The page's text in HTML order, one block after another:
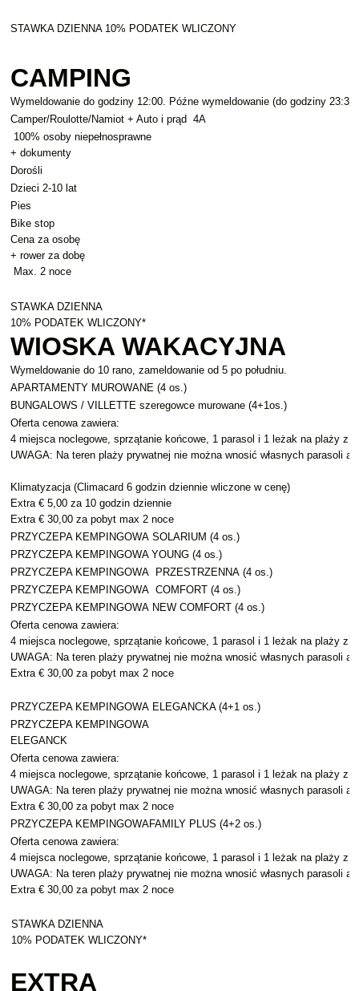
STAWKA DZIENNA 10% PODATEK WLICZONY
CAMPING
Wymeldowanie do godziny 12:00. Późne wymeldowanie (do godziny
Camper/Roulotte/Namiot + Auto i prąd 4A
100% osoby niepełnosprawne
+ dokumenty
Dorośli
Dzieci 2-10 lat
Pies
Bike stop
Cena za osobę
+ rower za dobę
Max. 2 noce
STAWKA DZIENNA
10% PODATEK WLICZONY*
WIOSKA WAKACYJNA
Wymeldowanie do 10 rano, zameldowanie od 5 po południu.
APARTAMENTY MUROWANE (4 os.)
BUNGALOWS / VILLETTE szeregowce murowane (4+1os.)
Oferta cenowa zawiera:
4 miejsca noclegowe, sprzątanie końcowe, 1 parasol i 1 leżak na plaży z
UWAGA: Na teren plaży prywatnej nie można wnosić własnych parasoli
Klimatyzacja (Climacard 6 godzin dziennie wliczone w cenę)
Extra € 5,00 za 10 godzin dziennie
Extra € 30,00 za pobyt max 2 noce
PRZYCZEPA KEMPINGOWA SOLARIUM (4 os.)
PRZYCZEPA KEMPINGOWA YOUNG (4 os.)
PRZYCZEPA KEMPINGOWA PRZESTRZENNA (4 os.)
PRZYCZEPA KEMPINGOWA COMFORT (4 os.)
PRZYCZEPA KEMPINGOWA NEW COMFORT (4 os.)
Oferta cenowa zawiera:
4 miejsca noclegowe, sprzątanie końcowe, 1 parasol i 1 leżak na plaży z
UWAGA: Na teren plaży prywatnej nie można wnosić własnych parasoli
Extra € 30,00 za pobyt max 2 noce
PRZYCZEPA KEMPINGOWA ELEGANCKA (4+1 os.)
PRZYCZEPA KEMPINGOWA
ELEGANCK
Oferta cenowa zawiera:
4 miejsca noclegowe, sprzątanie końcowe, 1 parasol i 1 leżak na plaży z
UWAGA: Na teren plaży prywatnej nie można wnosić własnych parasoli
Extra € 30,00 za pobyt max 2 noce
PRZYCZEPA KEMPINGOWAFAMILY PLUS (4+2 os.)
Oferta cenowa zawiera:
4 miejsca noclegowe, sprzątanie końcowe, 1 parasol i 1 leżak na plaży z
UWAGA: Na teren plaży prywatnej nie można wnosić własnych parasoli
Extra € 30,00 za pobyt max 2 noce
STAWKA DZIENNA
10% PODATEK WLICZONY*
EXTRA